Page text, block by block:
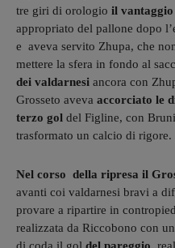
tre giri di orologio il
appropriato del pallone dopo
e aveva servito Zhupa, che
mettere la sfera in fondo al
dei valdarnesi ancora con
Grosseto aveva accorciato le
terzo gol del Figline, con
trasformato un calcio di rigore.
Nel corso della ripresa il
avanti coi valdarnesi bravi a
provare a ripartire in
realizzata da Riccobono con